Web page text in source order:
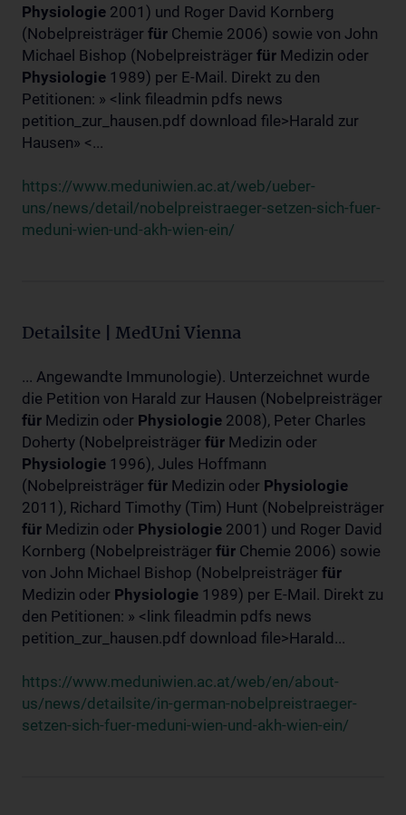
Physiologie 2001) und Roger David Kornberg
(Nobelpreisträger für Chemie 2006) sowie von John
Michael Bishop (Nobelpreisträger für Medizin oder
Physiologie 1989) per E-Mail. Direkt zu den
Petitionen: » <link fileadmin pdfs news
petition_zur_hausen.pdf download file>Harald zur
Hausen» <...
https://www.meduniwien.ac.at/web/ueber-
uns/news/detail/nobelpreistraeger-setzen-sich-fuer-
meduni-wien-und-akh-wien-ein/
Detailsite | MedUni Vienna
... Angewandte Immunologie). Unterzeichnet wurde
die Petition von Harald zur Hausen (Nobelpreisträger
für Medizin oder Physiologie 2008), Peter Charles
Doherty (Nobelpreisträger für Medizin oder
Physiologie 1996), Jules Hoffmann
(Nobelpreisträger für Medizin oder Physiologie
2011), Richard Timothy (Tim) Hunt (Nobelpreisträger
für Medizin oder Physiologie 2001) und Roger David
Kornberg (Nobelpreisträger für Chemie 2006) sowie
von John Michael Bishop (Nobelpreisträger für
Medizin oder Physiologie 1989) per E-Mail. Direkt zu
den Petitionen: » <link fileadmin pdfs news
petition_zur_hausen.pdf download file>Harald...
https://www.meduniwien.ac.at/web/en/about-
us/news/detailsite/in-german-nobelpreistraeger-
setzen-sich-fuer-meduni-wien-und-akh-wien-ein/